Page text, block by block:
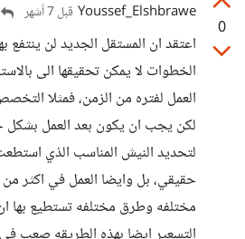
0
Youssef_Elshbrawe قبل 7 أشهر
اعتقد ان المستقل الجديد لن ينتفع
الخطوات لا يمكن تحقيقها الى
العمل لفتره من الزمن، فمثلا
لكن يجب ان يكون بعد العمل بشكل
لتحديد النيش المناسب الذي
حقيقي، بل وايضا العمل في اكثر
مختلفه وطرق مختلفه تستطيع بها